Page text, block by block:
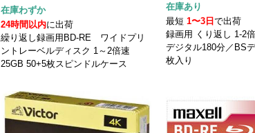
在庫わずか
24時間以内に出荷
繰り返し録画用BD-RE ワイドプリ
ントレーベルディスク 1～2倍速
25GB 50+5枚スピンドルケース
在庫あり
最短1〜3日で出荷
録画用 くり返し 1-2
デジタル180分／BS
枚入り